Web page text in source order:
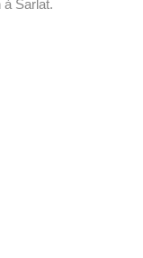
à Sarlat.